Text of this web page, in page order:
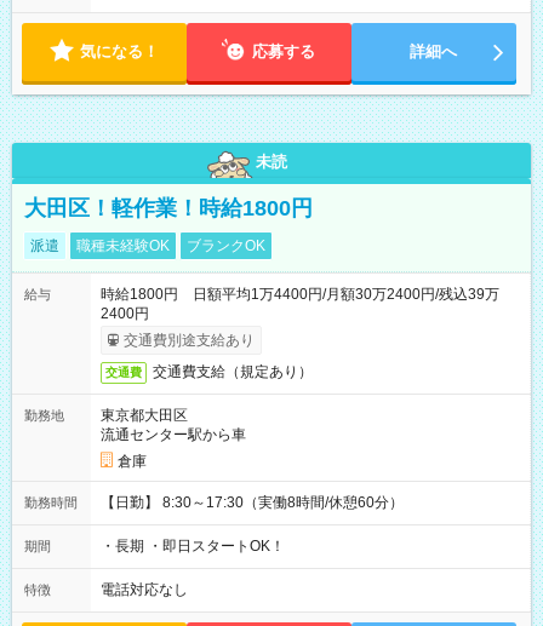
18:00 などのように、自由な働き方が可能なお仕事です！
気になる！ 応募する 詳細へ
未読
大田区！軽作業！時給1800円
派遣 職種未経験OK ブランクOK
給与
時給1800円 日額平均1万4400円/月額30万2400円/残込39万
2400円
交通費別途支給あり
交通費 交通費支給（規定あり）
勤務地
東京都大田区
流通センター駅から車
倉庫
勤務時間 【日勤】 8:30～17:30（実働8時間/休憩60分）
期間 ・長期 ・即日スタートOK！
特徴 電話対応なし